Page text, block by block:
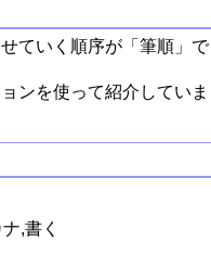
ていく順序が「筆順」で
ンを使って紹介していま
,書く